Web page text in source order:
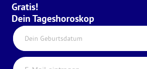
Gratis!
Dein Tageshoroskop
Dein Geburtsdatum